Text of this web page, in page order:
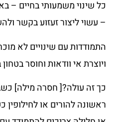
כל שינוי משמעותי בחיים –
– עשוי ליצור זעזוע בקשר
התמודדות עם שינויים לא
ויוצרת אי וודאות וחוסר
כך זה עולה?[ חסרה מילה]
ראשונה להורים או